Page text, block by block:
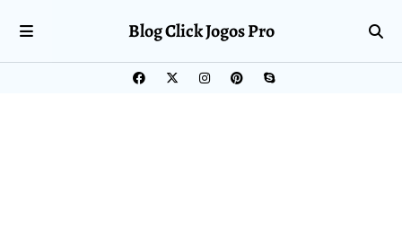
Blog Click Jogos Pro